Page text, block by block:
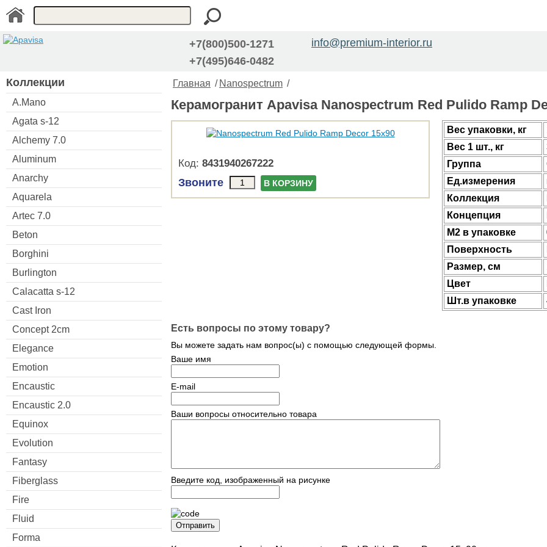
+7(800)500-1271
+7(495)646-0482
info@premium-interior.ru
Коллекции
A.Mano
Agata s-12
Alchemy 7.0
Aluminum
Anarchy
Aquarela
Artec 7.0
Beton
Borghini
Burlington
Calacatta s-12
Cast Iron
Concept 2cm
Elegance
Emotion
Encaustic
Encaustic 2.0
Equinox
Evolution
Fantasy
Fiberglass
Fire
Fluid
Forma
Главная / Nanospectrum /
Керамогранит Apavisa Nanospectrum Red Pulido Ramp
Код: 8431940267222
Звоните В КОРЗИНУ
Веc упаковки, кг
Вес 1 шт., кг
Группа
Ед.измерения
Коллекция
Концепция
М2 в упаковке
Поверхность
Размер, см
Цвет
Шт.в упаковке
Есть вопросы по этому товару?
Вы можете задать нам вопрос(ы) с помощью следующей формы.
Ваше имя
E-mail
Ваши вопросы относительно товара
Введите код, изображенный на рисунке
Отправить